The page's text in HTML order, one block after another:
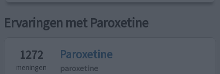
Ervaringen met Paroxetine
1272
meningen
Paroxetine
paroxetine